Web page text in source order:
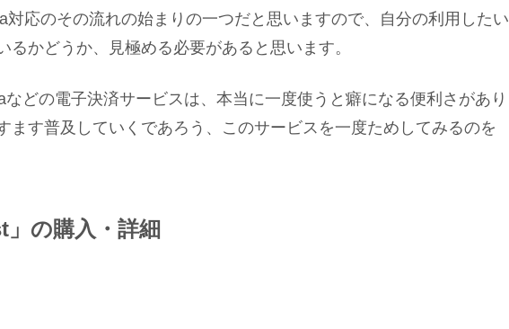
対応のその流れの始まりの一つだと思いますので、自分の利用したい
るかどうか、見極める必要があると思います。
などの電子決済サービスは、本当に一度使うと癖になる便利さがあり
ます普及していくであろう、このサービスを一度ためしてみるのを
」の購入・詳細